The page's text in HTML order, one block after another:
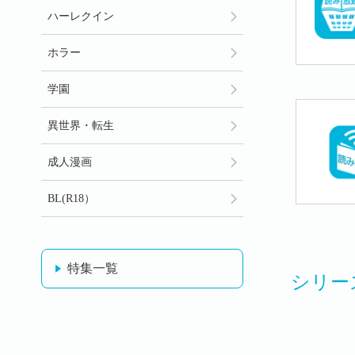
シリー
ハーレクイン
ホラー
学園
異世界・転生
成人漫画
BL(R18）
特集一覧